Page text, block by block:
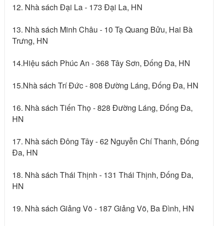
12. Nhà sách Đại La - 173 Đại La, HN
13. Nhà sách Minh Châu - 10 Tạ Quang Bửu, Hai Bà
Trưng, HN
14.Hiệu sách Phúc An - 368 Tây Sơn, Đống Đa, HN
15.Nhà sách Trí Đức - 808 Đường Láng, Đống Đa, HN
16. Nhà sách Tiến Thọ - 828 Đường Láng, Đống Đa,
HN
17. Nhà sách Đông Tây - 62 Nguyễn Chí Thanh, Đống
Đa, HN
18. Nhà sách Thái Thịnh - 131 Thái Thịnh, Đống Đa,
HN
19. Nhà sách Giảng Võ - 187 Giảng Võ, Ba Đình, HN